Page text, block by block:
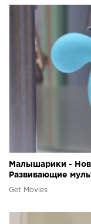
Малышарики -
Развивающие
Get Movies